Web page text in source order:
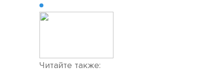
Читайте также: